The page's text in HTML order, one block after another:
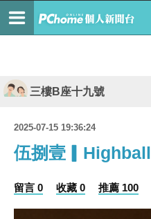
三樓B座十九號
2025-07-15 19:36:24
伍捌壹▎Highball
留言 0 收藏 0 推薦 100